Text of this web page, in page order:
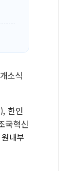
전사 AI 혁신 프로그램
소식
한인
국혁신
내부